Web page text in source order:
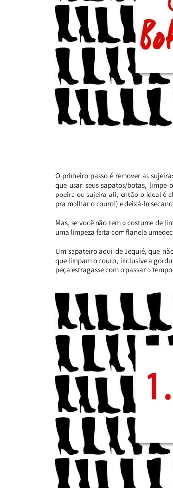
O primeiro passo é remover as
que usar seus sapatos/botas,
poeira ou sujeira ali, então o ideal é
pra molhar o couro!) e deixá-lo
Mas, se você não tem o costume de
uma limpeza feita com flanela
Um sapateiro aqui de Jequié, que
que limpam o couro, inclusive a
peça estragasse com o passar o